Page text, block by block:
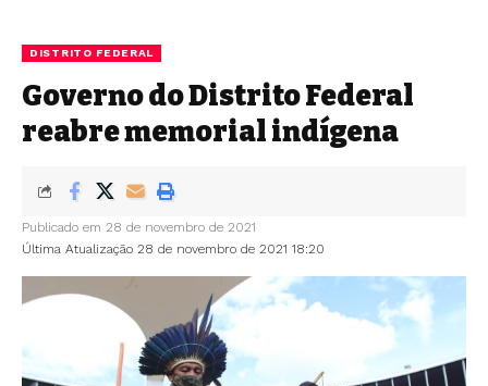
DISTRITO FEDERAL
Governo do Distrito Federal
reabre memorial indígena
Última Atualização 28 de novembro de 2021 18:20
Publicado em 28 de novembro de 2021